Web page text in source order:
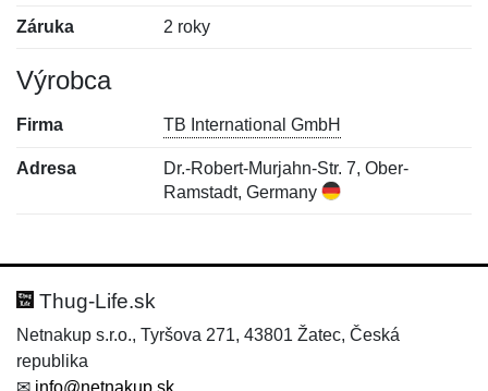
Záruka 2 roky
Výrobca
Firma TB International GmbH
Adresa
Dr.-Robert-Murjahn-Str. 7, Ober-
Ramstadt, Germany
Hodnotenie:
Meno:*
Meno:
E-mail:*
Thug-Life.sk
Netnakup s.r.o., Tyršova 271, 43801 Žatec, Česká
republika
✉ info@netnakup.sk